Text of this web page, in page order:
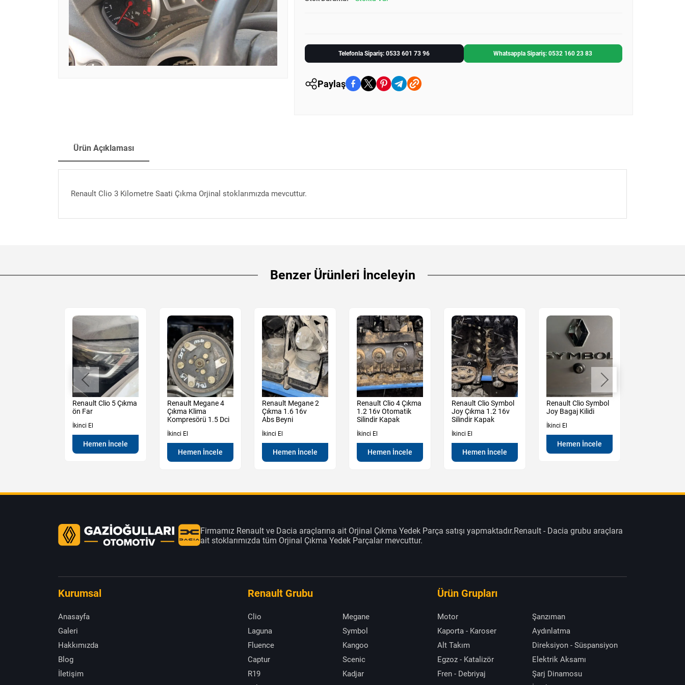
Telefonla Sipariş: 0533 601 73 96 Whatsappla Sipariş: 0532 160 23 83
Paylaş
Ürün Açıklaması
Renault Clio 3 Kilometre Saati Çıkma Orjinal stoklarımızda mevcuttur.
Benzer Ürünleri İnceleyin
Renault Clio 5 Çıkma
ön Far
İkinci El
Hemen İncele
Renault Megane 4
Çıkma Klima
Kompresörü 1.5 Dci
İkinci El
Hemen İncele
Renault Megane 2
Çıkma 1.6 16v
Abs Beyni
İkinci El
Hemen İncele
Renault Clio 4 Çıkma
1.2 16v Otomatik
Silindir Kapak
İkinci El
Hemen İncele
Renault Clio Symbol
Joy Çıkma 1.2 16v
Silindir Kapak
İkinci El
Hemen İncele
Renault Clio Symbol
Joy Bagaj Kilidi
İkinci El
Hemen İncele
Firmamız Renault ve Dacia araçlarına ait Orjinal Çıkma Yedek Parça satışı yapmaktadır.Renault - Dacia grubu araçlara
ait stoklarımızda tüm Orjinal Çıkma Yedek Parçalar mevcuttur.
Kurumsal
Anasayfa
Galeri
Hakkımızda
Blog
İletişim
Renault Grubu
Clio
Megane
Laguna
Symbol
Fluence
Kangoo
Captur
Scenic
R19
Kadjar
Ürün Grupları
Motor
Şanzıman
Kaporta - Karoser
Aydınlatma
Alt Takım
Direksiyon - Süspansiyon
Egzoz - Katalizör
Elektrik Aksamı
Fren - Debriyaj
Şarj Dinamosu